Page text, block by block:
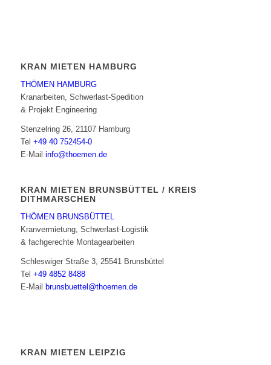
KRAN MIETEN HAMBURG
THÖMEN HAMBURG
Kranarbeiten, Schwerlast-Spedition
& Projekt Engineering
Stenzelring 26, 21107 Hamburg
Tel +49 40 752454-0
E-Mail info@thoemen.de
KRAN MIETEN BRUNSBÜTTEL / KREIS
DITHMARSCHEN
THÖMEN BRUNSBÜTTEL
Kranvermietung, Schwerlast-Logistik
& fachgerechte Montagearbeiten
Schleswiger Straße 3, 25541 Brunsbüttel
Tel +49 4852 8488
E-Mail
brunsbuettel@thoemen.de
KRAN MIETEN LEIPZIG